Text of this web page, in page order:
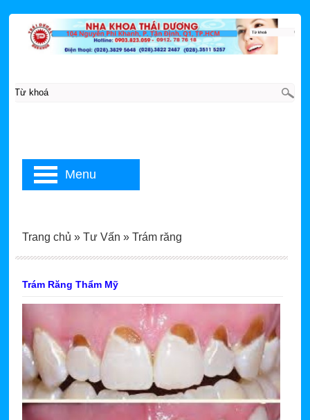
Trám Răng Thẩm Mỹ
Trang chủ » Tư Vấn » Trám răng
Menu